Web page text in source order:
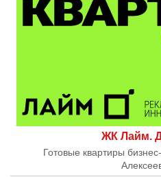
ЖК Лайм.
Готовые квартиры